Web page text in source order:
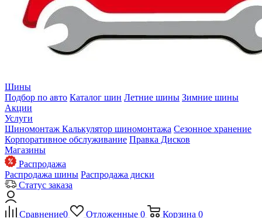
Шины
Подбор по авто Каталог шин Летние шины Зимние шины
Акции
Услуги
Шиномонтаж Калькулятор шиномонтажа Сезонное хранение
Корпоративное обслуживание Правка Дисков
Магазины
Распродажа
Распродажа шины Распродажа диски
Статус заказа
Сравнение0 Отложенные 0 Корзина 0